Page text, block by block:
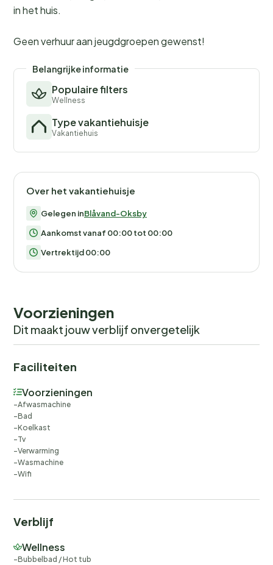
in het huis.
Geen verhuur aan jeugdgroepen gewenst!
Belangrijke informatie
Populaire filters
Wellness
Type vakantiehuisje
Vakantiehuis
Over het vakantiehuisje
Gelegen inBlåvand-Oksby
Aankomst vanaf 00:00 tot 00:00
Vertrektijd 00:00
Voorzieningen
Dit maakt jouw verblijf onvergetelijk
Faciliteiten
Voorzieningen
Afwasmachine
Bad
Koelkast
Tv
Verwarming
Wasmachine
Wifi
Verblijf
Wellness
Bubbelbad / Hot tub